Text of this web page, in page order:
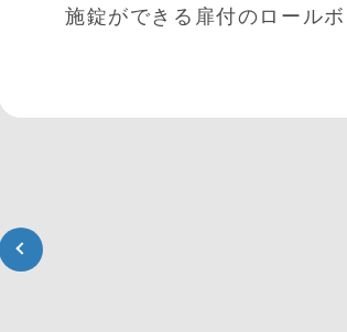
施錠ができる扉付のロール